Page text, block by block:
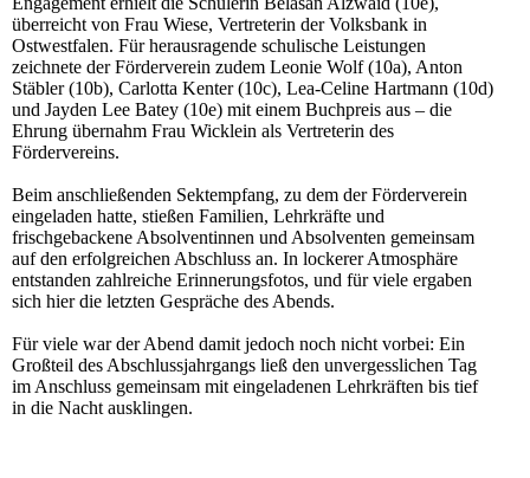
überreicht von Frau Wiese, Vertreterin der Volksbank in
Ostwestfalen. Für herausragende schulische Leistungen
zeichnete der Förderverein zudem Leonie Wolf (10a), Anton
Stäbler (10b), Carlotta Kenter (10c), Lea-Celine Hartmann (10d)
und Jayden Lee Batey (10e) mit einem Buchpreis aus – die
Ehrung übernahm Frau Wicklein als Vertreterin des
Fördervereins.
Beim anschließenden Sektempfang, zu dem der Förderverein
eingeladen hatte, stießen Familien, Lehrkräfte und
frischgebackene Absolventinnen und Absolventen gemeinsam
auf den erfolgreichen Abschluss an. In lockerer Atmosphäre
entstanden zahlreiche Erinnerungsfotos, und für viele ergaben
sich hier die letzten Gespräche des Abends.
Für viele war der Abend damit jedoch noch nicht vorbei: Ein
Großteil des Abschlussjahrgangs ließ den unvergesslichen Tag
im Anschluss gemeinsam mit eingeladenen Lehrkräften bis tief
in die Nacht ausklingen.